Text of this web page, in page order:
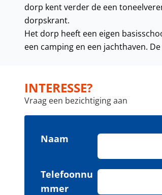
dorp kent verder de een
dorpskrant.
Het dorp heeft een eigen
een camping en een jachthaven.
INTERESSE?
Vraag een bezichtiging aan
Naam
Telefoonnu
mmer